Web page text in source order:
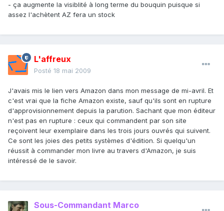
- ça augmente la visiblité à long terme du bouquin puisque si
assez l'achètent AZ fera un stock
L'affreux
Posté 18 mai 2009
J'avais mis le lien vers Amazon dans mon message de mi-avril. Et
c'est vrai que la fiche Amazon existe, sauf qu'ils sont en rupture
d'approvisionnement depuis la parution. Sachant que mon éditeur
n'est pas en rupture : ceux qui commandent par son site
reçoivent leur exemplaire dans les trois jours ouvrés qui suivent.
Ce sont les joies des petits systèmes d'édition. Si quelqu'un
réussit à commander mon livre au travers d'Amazon, je suis
intéressé de le savoir.
Sous-Commandant Marco